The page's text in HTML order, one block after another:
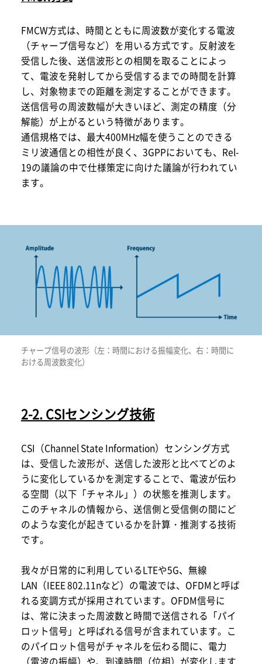
FMCW方式は、時間とともに周波数が変化する電波
（チャープ信号など）を用いる方式です。反射波を
受信した後、送信波形との相関を取ることによっ
て、電波を発射してから受信するまでの時間を計算
し、対象物までの距離を測定することができます。
送信信号の周波数幅が大きいほど、測定の精度（分
解能）が上がるという特徴があります。
通信規格では、最大400MHz幅を使うことのできる
ミリ波通信との相性が良く、3GPPにおいても、Rel-
19の議論の中で仕様策定に向けた議論が行われてい
ます。
チャープ信号の波形（左：時間における振幅変化、右：時間に
おける周波数変化）
2-2. CSIセンシング技術
CSI（Channel State Information）センシング方式
は、受信した波形が、送信した波形と比べてどのよ
うに変化しているかを測定することで、電波が伝わ
る空間（以下「チャネル」）の状態を推測します。
このチャネルの情報から、送信側と受信側の間にど
のような変化が起きているかを計算・推測する技術
です。
我々が日常的に利用しているLTEや5G、無線
LAN（IEEE 802.11nなど）の電波では、OFDMと呼ば
れる変調方式が採用されています。OFDM信号に
は、常に決まった周波数と時間で送信される「パイ
ロット信号」と呼ばれる信号が含まれています。こ
のパイロット信号がチャネルを伝わる間に、電力
（電波の振幅）や、到達時間（位相）が変化します